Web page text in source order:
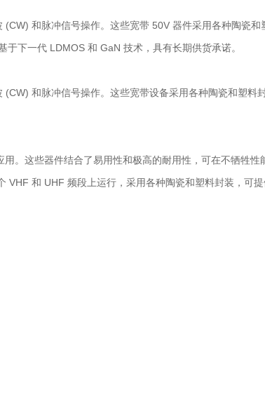
和脉冲信号操作。这些宽带 50V 器件采用各种陶瓷和
下一代 LDMOS 和 GaN 技术，具有长期供货承诺。
和脉冲信号操作。这些宽带设备采用各种陶瓷和塑料
这些器件结合了易用性和极高的耐用性，可在不牺牲性
和 UHF 频段上运行，采用各种陶瓷和塑料封装，可